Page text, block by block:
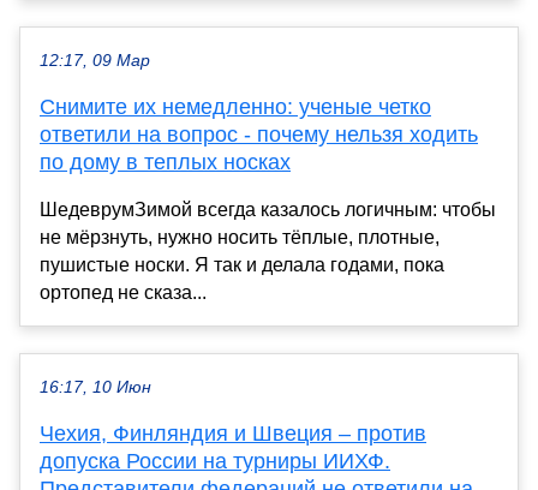
12:17, 09 Мар
Снимите их немедленно: ученые четко
ответили на вопрос - почему нельзя ходить
по дому в теплых носках
ШедеврумЗимой всегда казалось логичным: чтобы
не мёрзнуть, нужно носить тёплые, плотные,
пушистые носки. Я так и делала годами, пока
ортопед не сказа...
16:17, 10 Июн
Чехия, Финляндия и Швеция – против
допуска России на турниры ИИХФ.